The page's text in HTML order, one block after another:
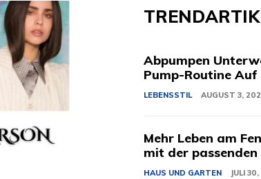
Abpumpen
Pump-Routine Auf
LEBENSSTIL AUGUST 3,
Mehr Leben am
mit der
HAUS UND GARTEN JULI